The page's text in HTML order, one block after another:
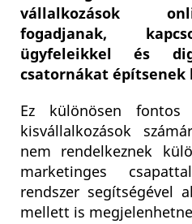
vállalkozások
fogadjanak,
ügyfeleikkel és
csatornákat építsenek
Ez különösen
kisvállalkozások
nem rendelkeznek
marketinges
rendszer segítségével
mellett is